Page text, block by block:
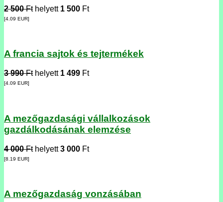
2 500 Fthelyett 1 500 Ft
[4.09 EUR]
A francia sajtok és tejtermékek
3 990 Fthelyett 1 499 Ft
[4.09 EUR]
A mezőgazdasági vállalkozások
gazdálkodásának elemzése
4 000 Fthelyett3 000 Ft
[8.19 EUR]
A mezőgazdaság vonzásában